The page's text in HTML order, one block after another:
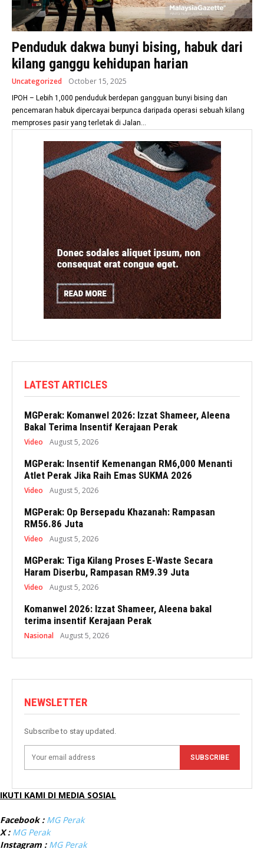
Penduduk dakwa bunyi bising, habuk dari
kilang ganggu kehidupan harian
Uncategorized October 15, 2025
IPOH – Lebih 1,000 penduduk berdepan gangguan bunyi bising dan
pencemaran habuk dipercayai berpunca daripada operasi sebuah kilang
memproses pasir yang terletak di Jalan...
LATEST ARTICLES
MGPerak: Komanwel 2026: Izzat Shameer, Aleena
Bakal Terima Insentif Kerajaan Perak
Video August 5, 2026
MGPerak: Insentif Kemenangan RM6,000 Menanti
Atlet Perak Jika Raih Emas SUKMA 2026
Video August 5, 2026
MGPerak: Op Bersepadu Khazanah: Rampasan
RM56.86 Juta
Video August 5, 2026
MGPerak: Tiga Kilang Proses E-Waste Secara
Haram Diserbu, Rampasan RM9.39 Juta
Video August 5, 2026
Komanwel 2026: Izzat Shameer, Aleena bakal
terima insentif Kerajaan Perak
Nasional August 5, 2026
NEWSLETTER
Subscribe to stay updated.
SUBSCRIBE
IKUTI KAMI DI MEDIA SOSIAL
Facebook : MG Perak
X : MG Perak
Instagram : MG Perak